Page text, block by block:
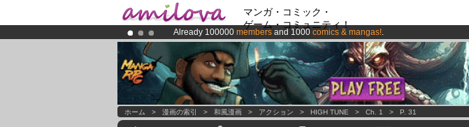
マンガ・コミック・
ゲーム・コミュニティ！
Already 100000 members and 1000 comics & mangas!.
AmilovaKickstarter is now LIVE!.
Premium membership from3.95 euros per month !Get membership now
ホーム > 漫画の索引 > 和風漫画 > アクション > HIGH TUNE > Ch. 1 > P. 31